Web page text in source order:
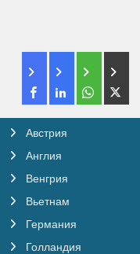
Австрия
Англия
Венгрия
Вьетнам
Германия
Голландия